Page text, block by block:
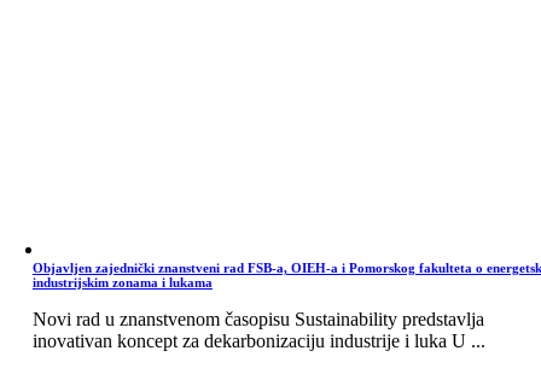
Objavljen zajednički znanstveni rad FSB-a, OIEH-a i Pomorskog fakulteta o
industrijskim zonama i lukama
Novi rad u znanstvenom časopisu Sustainability predstavlja
inovativan koncept za dekarbonizaciju industrije i luka U ...